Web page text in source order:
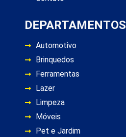
DEPARTAMENTOS
Automotivo
Brinquedos
Ferramentas
Lazer
Limpeza
Móveis
Pet e Jardim